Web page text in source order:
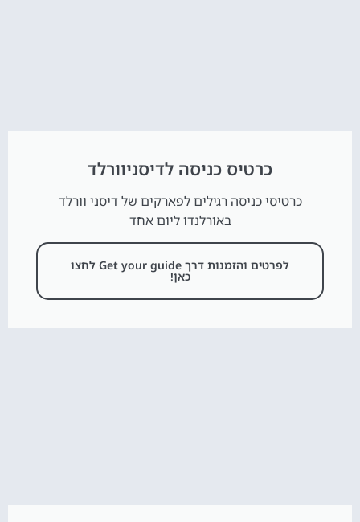
כרטיס כניסה לדיסניוורלד
כרטיסי כניסה רגילים לפארקים של דיסני וורלד
באורלנדו ליום אחד
לפרטים והזמנות דרך Get your guide לחצו
כאן!